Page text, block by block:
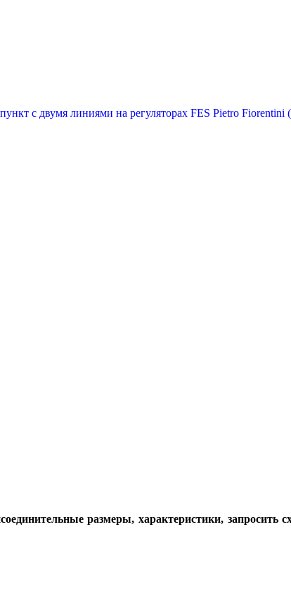
размеры, характеристики,